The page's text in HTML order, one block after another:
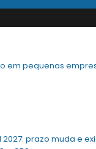
em pequenas
prazo muda e